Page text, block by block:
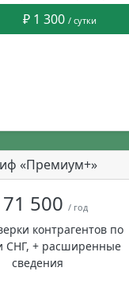
₽ 1 300 / сутки
«Премиум+»
71 500/ год
контрагентов по
СНГ, + расширенные
сведения